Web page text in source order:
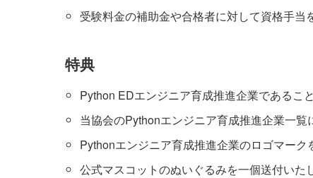
受験料金の補助金や合格者に対して資格手当
特典
Python EDエンジニア育成推進企業であるこ
当協会のPythonエンジニア育成推進企業一覧
Pythonエンジニア育成推進企業のロゴマーク
公式マスコットのぬいぐるみを一個送付いた